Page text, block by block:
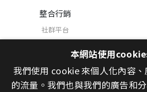
整合行銷
社群平台
本網站使用
我們使用 cookie 來個人化內容
的流量。我們也與我們的廣告和